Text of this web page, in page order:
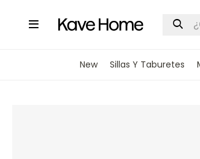

New Sillas Y Taburetes